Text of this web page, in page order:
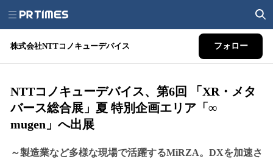
株式会社NTTコノキューデバイス フォロー
NTTコノキューデバイス、第6回 「XR・メタ
バース総合展」夏 特別企画エリア「∞
mugen」へ出展
～製造業など多様な現場で活躍するMiRZA。DXを加速さ